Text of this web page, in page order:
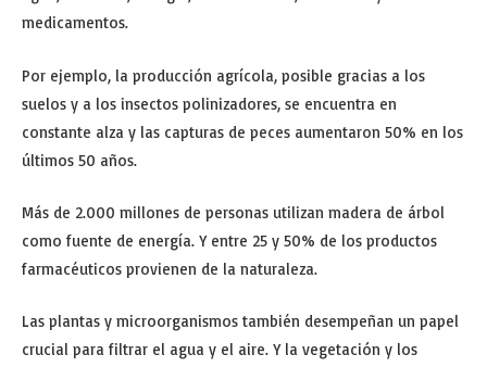
medicamentos.
Por ejemplo, la producción agrícola, posible gracias a los
suelos y a los insectos polinizadores, se encuentra en
constante alza y las capturas de peces aumentaron 50% en los
últimos 50 años.
Más de 2.000 millones de personas utilizan madera de árbol
como fuente de energía. Y entre 25 y 50% de los productos
farmacéuticos provienen de la naturaleza.
Las plantas y microorganismos también desempeñan un papel
crucial para filtrar el agua y el aire. Y la vegetación y los